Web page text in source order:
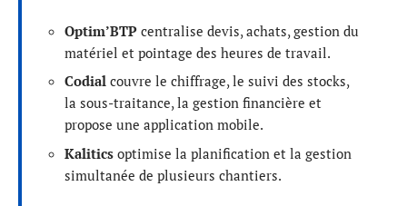
Optim’BTP centralise devis, achats, gestion du
matériel et pointage des heures de travail.
Codial couvre le chiffrage, le suivi des stocks,
la sous-traitance, la gestion financière et
propose une application mobile.
Kalitics optimise la planification et la gestion
simultanée de plusieurs chantiers.